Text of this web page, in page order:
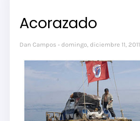
Acorazado
Dan Campos domingo, diciembre 11, 2011